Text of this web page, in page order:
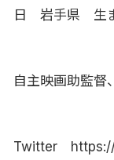
日 岩手県 生ま
自主映画助監督
Twitter https://